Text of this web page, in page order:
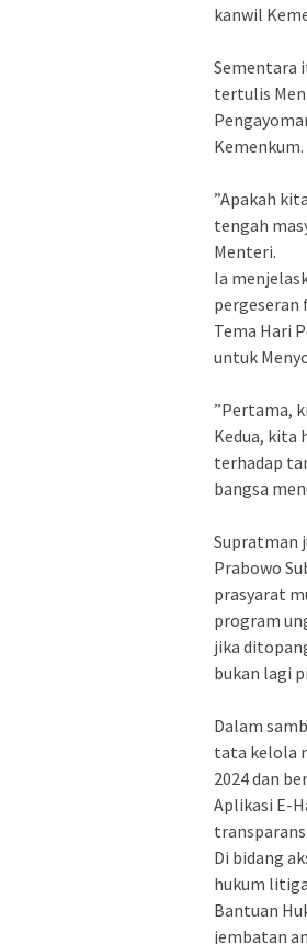
kanwil
‎Sementara
tertulis
Kemenkum.
‎”Apakah
tengah
Menteri.
‎​Ia
pergeseran
Tema Hari
untuk
‎​”Pertama,
Kedua, kita
terhadap
bangsa
‎​Supratman
Prabowo
prasyarat
program
jika
bukan lagi
‎​Dalam
tata kelola
2024 dan
Aplikasi E-
‎​Di bidang
hukum
Bantuan
jembatan